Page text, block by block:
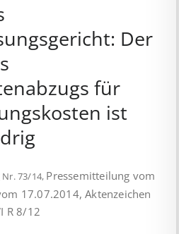
Der
für
ist
73/14, Pressemitteilung vom
17.07.2014, Aktenzeichen
R 8/12